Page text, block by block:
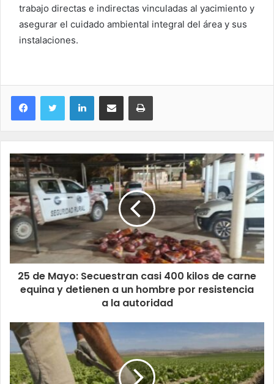
trabajo directas e indirectas vinculadas al yacimiento y
asegurar el cuidado ambiental integral del área y sus
instalaciones.
LinkedInCompartir por correo electrónicoImprimir
25 de Mayo: Secuestran casi 400 kilos de carne
equina y detienen a un hombre por resistencia
a la autoridad